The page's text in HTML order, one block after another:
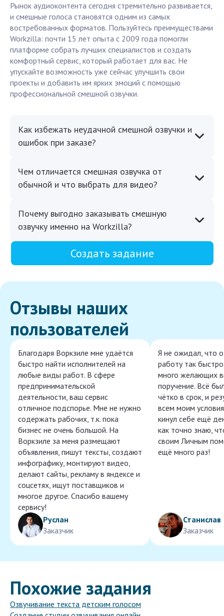
Рынок аудиоконтента сегодня стремительно развивается,
и смешные голоса становятся одним из самых
востребованных форматов. Пользуйтесь преимуществами
Workzilla: почти 15 лет опыта с 2009 года помогли
платформе собрать лучших специалистов и создать
комфортный сервис, который работает для вас. Не
упускайте возможность уже сейчас улучшить свои
проекты и добавить им ярких эмоций с помощью
профессиональной смешной озвучки.
Как избежать неудачной смешной озвучки и
ошибок при заказе?
Чем отличается смешная озвучка от
обычной и что выбрать для видео?
Почему выгодно заказывать смешную
озвучку именно на Workzilla?
Создать задание
Отзывы наших
пользователей
Благодаря Воркзиле мне удаётся
быстро найти исполнителей на
любые виды работ. В сфере
предпринимательской
деятельности, ваш сервис
отличное подспорье. Мне не нужно
содержать рабочих, т.к. пока
бизнес не очень большой. На
Воркзиле за меня размещают
объявления, пишут тексты, создают
инфографику, монтируют видео,
делают сайты, рекламу в яндексе и
соцсетях, ищут поставщиков и
многое другое. Спасибо вашему
сервису!
Руслан
Заказчик
Я не ожидал, что
работу так
много желающих
поручение. Всё
чётко в срок, и
всем моим
кинул себе ещё
как точно знаю,
своим Личным
ещё много раз!
Станислав
Заказчик
Похожие задания
Озвучивание текста детским голосом